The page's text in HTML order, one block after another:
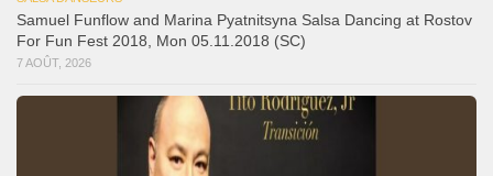
Samuel Funflow and Marina Pyatnitsyna Salsa Dancing at Rostov
For Fun Fest 2018, Mon 05.11.2018 (SC)
7 AOÛT, 2026